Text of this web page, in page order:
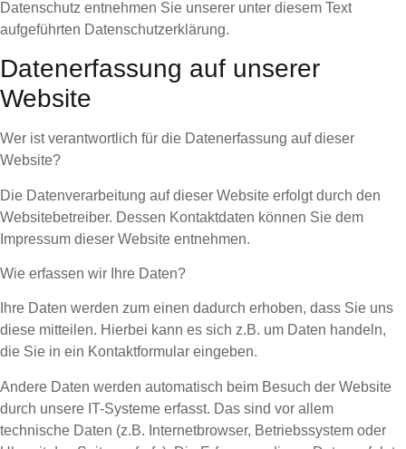
Datenschutz entnehmen Sie unserer unter diesem Text
aufgeführten Datenschutzerklärung.
Datenerfassung auf unserer
Website
Wer ist verantwortlich für die Datenerfassung auf dieser
Website?
Die Datenverarbeitung auf dieser Website erfolgt durch den
Websitebetreiber. Dessen Kontaktdaten können Sie dem
Impressum dieser Website entnehmen.
Wie erfassen wir Ihre Daten?
Ihre Daten werden zum einen dadurch erhoben, dass Sie uns
diese mitteilen. Hierbei kann es sich z.B. um Daten handeln,
die Sie in ein Kontaktformular eingeben.
Andere Daten werden automatisch beim Besuch der Website
durch unsere IT-Systeme erfasst. Das sind vor allem
technische Daten (z.B. Internetbrowser, Betriebssystem oder